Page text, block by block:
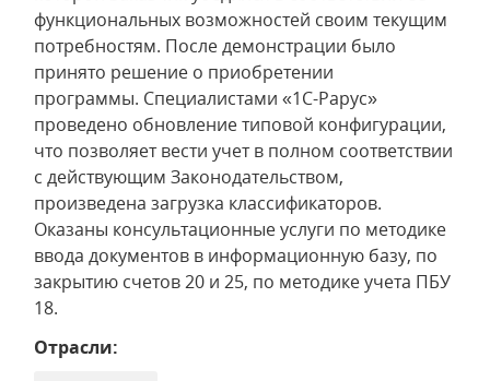
функциональных возможностей своим текущим
потребностям. После демонстрации было
принято решение о приобретении
программы. Специалистами «1С-Рарус»
проведено обновление типовой конфигурации,
что позволяет вести учет в полном соответствии
с действующим Законодательством,
произведена загрузка классификаторов.
Оказаны консультационные услуги по методике
ввода документов в информационную базу, по
закрытию счетов 20 и 25, по методике учета ПБУ
18.
Отрасли: